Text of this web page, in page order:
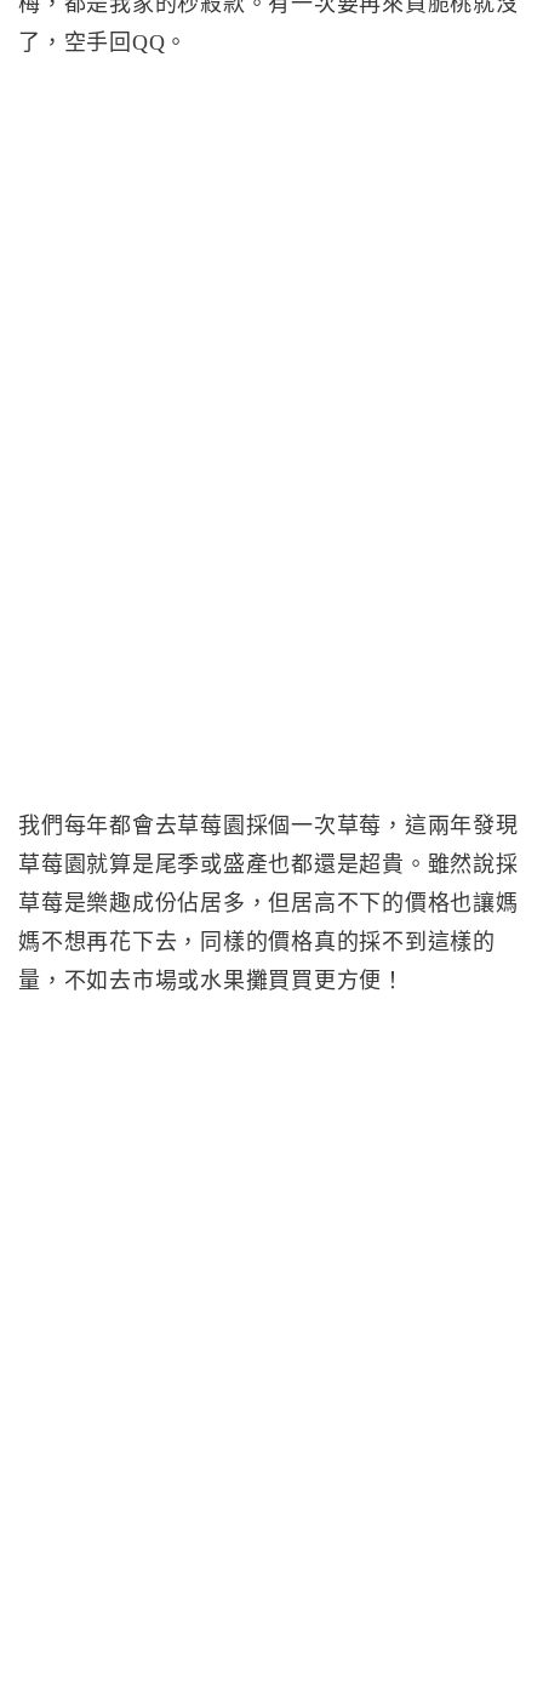
了，空手回QQ。
我們每年都會去草莓園採個一次草莓，這兩年發現
草莓園就算是尾季或盛產也都還是超貴。雖然說採
草莓是樂趣成份佔居多，但居高不下的價格也讓媽
媽不想再花下去，同樣的價格真的採不到這樣的
量，不如去市場或水果攤買買更方便！